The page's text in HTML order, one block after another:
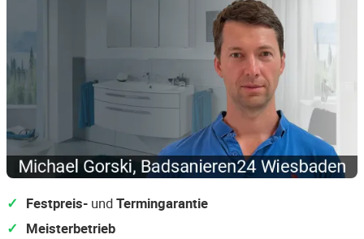
Festpreis- undTermingarantie
Meisterbetrieb